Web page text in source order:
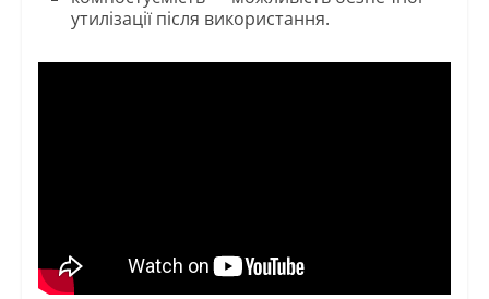
утилізації після використання.